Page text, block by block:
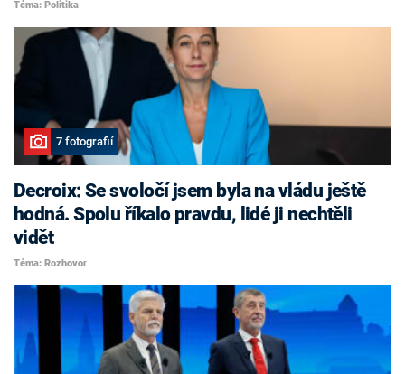
Téma: Politika
7 fotografií
Decroix: Se svoločí jsem byla na vládu ještě
hodná. Spolu říkalo pravdu, lidé ji nechtěli
vidět
Téma: Rozhovor